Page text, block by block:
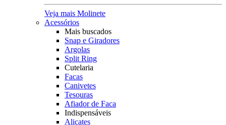
Veja mais Molinete
Acessórios
Mais buscados
Snap e Giradores
Argolas
Split Ring
Cutelaria
Facas
Canivetes
Tesouras
Afiador de Faca
Indispensáveis
Alicates